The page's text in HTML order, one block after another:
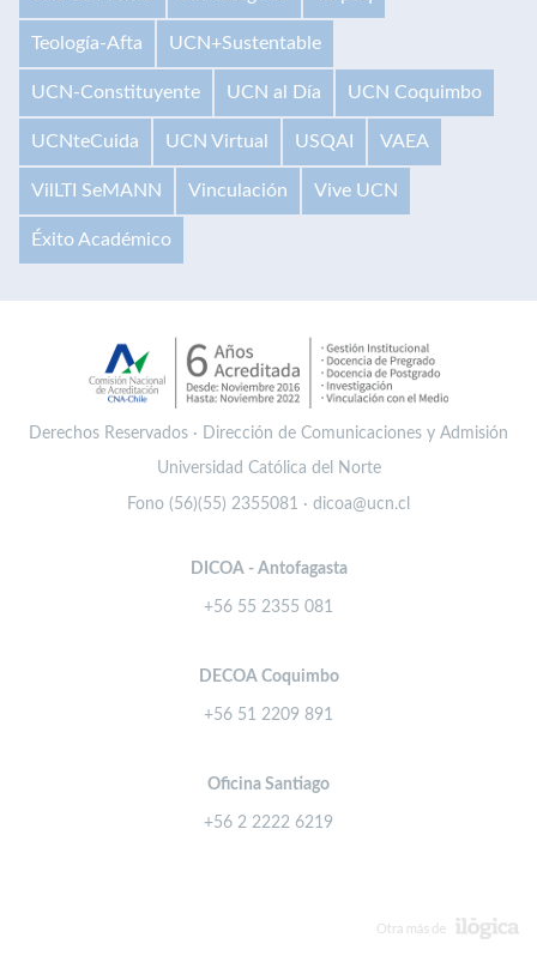
Teología-Afta UCN+Sustentable
UCN-Constituyente UCN al Día UCN Coquimbo
UCNteCuida UCN Virtual USQAI VAEA
VilLTI SeMANN Vinculación Vive UCN
Éxito Académico
Derechos Reservados · Dirección de Comunicaciones y Admisión
Universidad Católica del Norte
Fono (56)(55) 2355081 · dicoa@ucn.cl
DICOA - Antofagasta
+56 55 2355 081
DECOA Coquimbo
+56 51 2209 891
Oficina Santiago
+56 2 2222 6219